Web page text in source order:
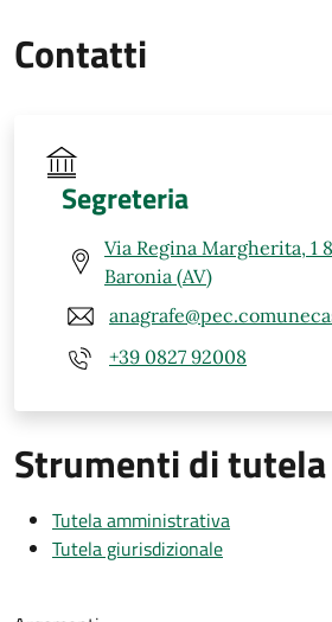
Contatti
Segreteria
Via Regina Margherita, 1
Baronia (AV)
+39 0827 92008
Strumenti di tutela
Tutela amministrativa
Tutela giurisdizionale